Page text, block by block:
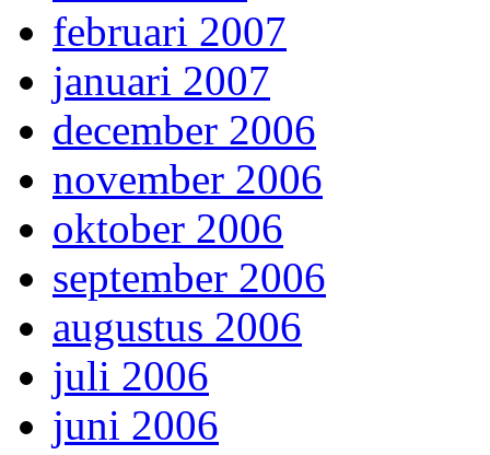
februari 2007
januari 2007
december 2006
november 2006
oktober 2006
september 2006
augustus 2006
juli 2006
juni 2006